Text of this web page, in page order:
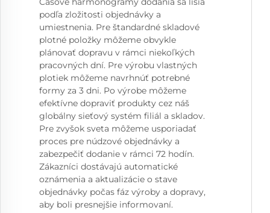
podľa zložitosti objednávky a
umiestnenia. Pre štandardné skladové
plotné položky môžeme obvykle
plánovať dopravu v rámci niekoľkých
pracovných dní. Pre výrobu vlastných
plotiek môžeme navrhnúť potrebné
formy za 3 dni. Po výrobe môžeme
efektívne dopraviť produkty cez náš
globálny sieťový systém filiál a skladov.
Pre zvyšok sveta môžeme usporiadať
proces pre núdzové objednávky a
zabezpečiť dodanie v rámci 72 hodín.
Zákazníci dostávajú automatické
oznámenia a aktualizácie o stave
objednávky počas fáz výroby a dopravy,
aby boli presnejšie informovaní.